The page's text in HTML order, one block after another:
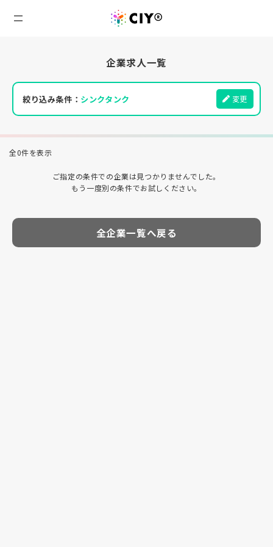
企業求人一覧
絞り込み条件： シンクタンク 変更
全0件を表示
ご指定の条件での企業は見つかりませんでした。
もう一度別の条件でお試しください。
全企業一覧へ戻る